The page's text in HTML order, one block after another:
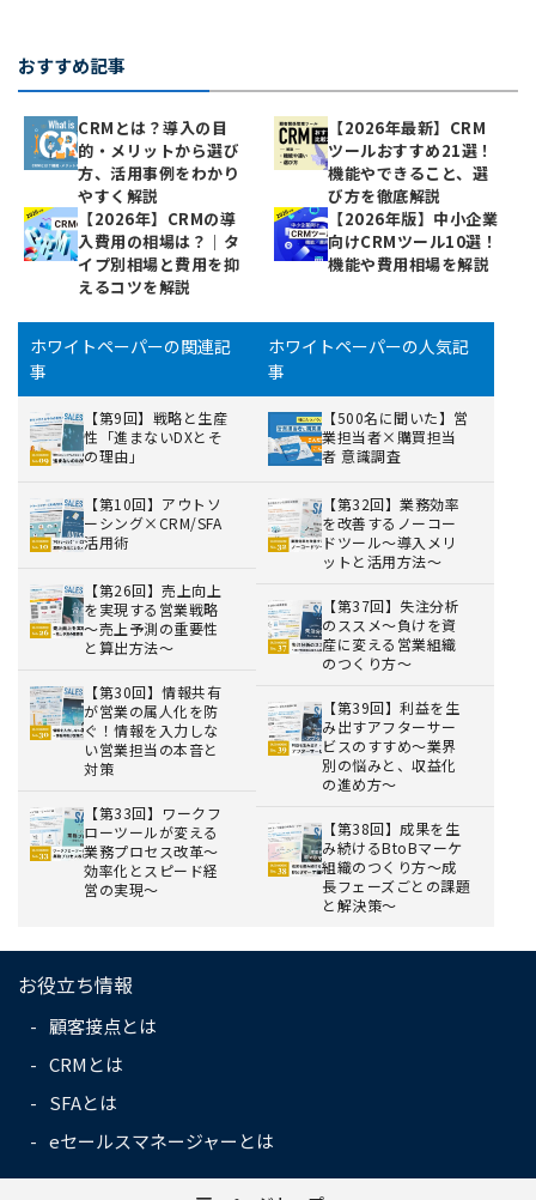
おすすめ記事
CRMとは？導入の目
的・メリットから選び
方、活用事例をわかり
やすく解説
【2026年最新】CRM
ツールおすすめ21選！
機能やできること、選
び方を徹底解説
【2026年】CRMの導
入費用の相場は？｜タ
イプ別相場と費用を抑
えるコツを解説
【2026年版】中小企業
向けCRMツール10選！
機能や費用相場を解説
ホワイトペーパーの関連記
事
【第9回】戦略と生産
性「進まないDXとそ
の理由」
【第10回】アウトソ
ーシング×CRM/SFA
活用術
【第26回】売上向上
を実現する営業戦略
～売上予測の重要性
と算出方法～
【第30回】情報共有
が営業の属人化を防
ぐ！情報を入力しな
い営業担当の本音と
対策
【第33回】ワークフ
ローツールが変える
業務プロセス改革～
効率化とスピード経
営の実現～
ホワイトペーパーの人気記
事
【500名に聞いた】営
業担当者×購買担当
者 意識調査
【第32回】業務効率
を改善するノーコー
ドツール～導入メリ
ットと活用方法～
【第37回】失注分析
のススメ～負けを資
産に変える営業組織
のつくり方～
【第39回】利益を生
み出すアフターサー
ビスのすすめ～業界
別の悩みと、収益化
の進め方～
【第38回】成果を生
み続けるBtoBマーケ
組織のつくり方～成
長フェーズごとの課題
と解決策～
お役立ち情報
顧客接点とは
CRMとは
SFAとは
eセールスマネージャーとは